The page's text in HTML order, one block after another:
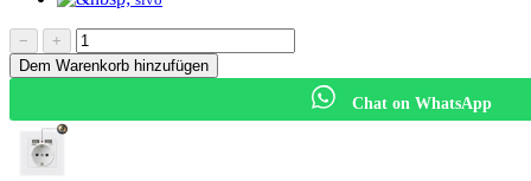
−
+
Dem Warenkorb hinzufügen
Chat on WhatsApp